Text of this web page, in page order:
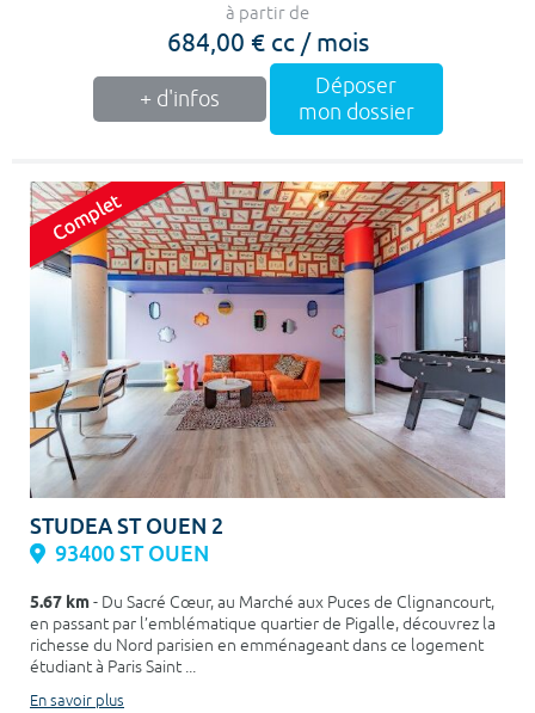
à partir de
684,00 € cc / mois
+ d'infos
Déposer
mon dossier
STUDEA ST OUEN 2
93400 ST OUEN
5.67 km- Du Sacré Cœur, au Marché aux Puces de Clignancourt,
en passant par l’emblématique quartier de Pigalle, découvrez la
richesse du Nord parisien en emménageant dans ce logement
étudiant à Paris Saint ...
En savoir plus